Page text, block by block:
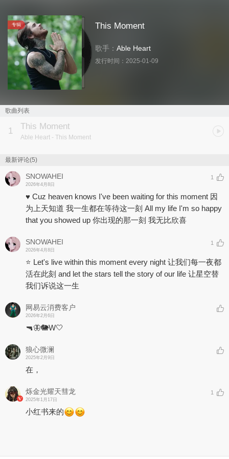
专辑 This Moment
歌手： Able Heart
发行时间： 2025-01-09
歌曲列表
1 This Moment
Able Heart - This Moment
最新评论(5)
SNOWAHEI
2026年4月8日
1
♥ Cuz heaven knows I've been waiting for this moment 因
为上天知道 我一生都在等待这一刻 All my life I'm so happy
that you showed up 你出现的那一刻 我无比欣喜
SNOWAHEI
2026年4月8日
1
⭐ Let's live within this moment every night 让我们每一夜都
活在此刻 and let the stars tell the story of our life 让星空替
我们诉说这一生
网易云消费客户
2026年2月6日
🔫🦋🐘W🤍
狼心微澜
2025年2月9日
在，
烁金光耀天彗龙
2025年1月17日
1
小红书来的